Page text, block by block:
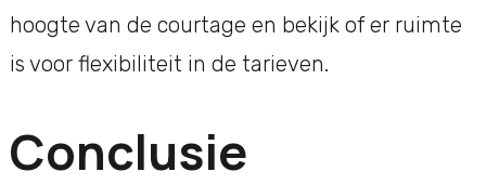
hoogte van de courtage en bekijk of er ruimte
is voor flexibiliteit in de tarieven.
Conclusie